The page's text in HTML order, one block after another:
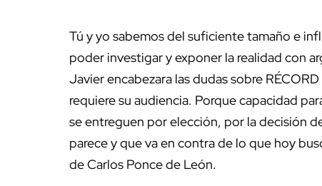
Tú y yo sabemos del suficiente tamaño e
poder investigar y exponer la realidad con
Javier encabezara las dudas sobre
requiere su audiencia. Porque capacidad
se entreguen por elección, por la decisión
parece y que va en contra de lo que hoy
de Carlos Ponce de León.